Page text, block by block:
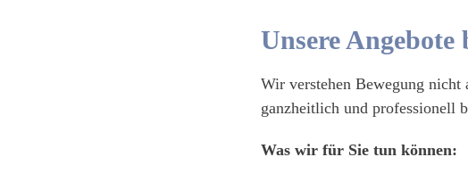
Unsere
Wir verstehen Bewegung
ganzheitlich und professionell
Was wir für Sie tun können: